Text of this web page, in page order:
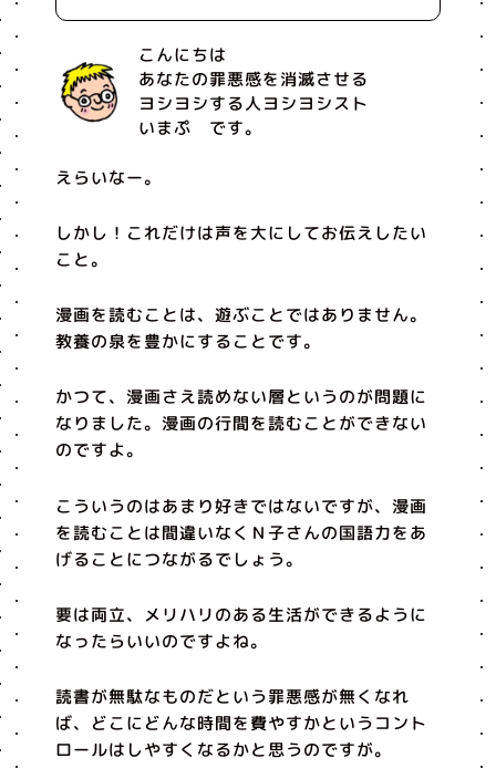
こんにちは
あなたの罪悪感を消滅させる
ヨシヨシする人ヨシヨシスト
いまぷ です。
えらいなー。
しかし！これだけは声を大にしてお伝えしたい
こと。
漫画を読むことは、遊ぶことではありません。
教養の泉を豊かにすることです。
かつて、漫画さえ読めない層というのが問題に
なりました。漫画の行間を読むことができない
のですよ。
こういうのはあまり好きではないですが、漫画
を読むことは間違いなくＮ子さんの国語力をあ
げることにつながるでしょう。
要は両立、メリハリのある生活ができるように
なったらいいのですよね。
読書が無駄なものだという罪悪感が無くなれ
ば、どこにどんな時間を費やすかというコント
ロールはしやすくなるかと思うのですが。